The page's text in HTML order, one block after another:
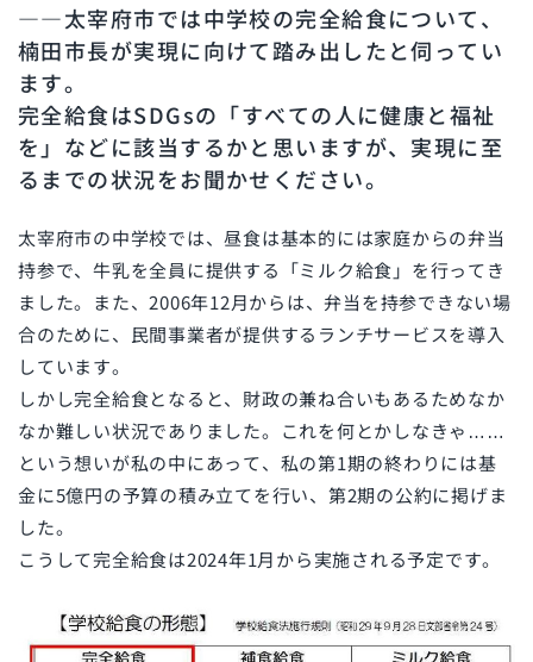
――太宰府市では中学校の完全給食について、
楠田市長が実現に向けて踏み出したと伺ってい
ます。
完全給食はSDGsの「すべての人に健康と福祉
を」などに該当するかと思いますが、実現に至
るまでの状況をお聞かせください。
太宰府市の中学校では、昼食は基本的には家庭からの弁当
持参で、牛乳を全員に提供する「ミルク給食」を行ってき
ました。また、2006年12月からは、弁当を持参できない場
合のために、民間事業者が提供するランチサービスを導入
しています。
しかし完全給食となると、財政の兼ね合いもあるためなか
なか難しい状況でありました。これを何とかしなきゃ……
という想いが私の中にあって、私の第1期の終わりには基
金に5億円の予算の積み立てを行い、第2期の公約に掲げま
した。
こうして完全給食は2024年1月から実施される予定です。